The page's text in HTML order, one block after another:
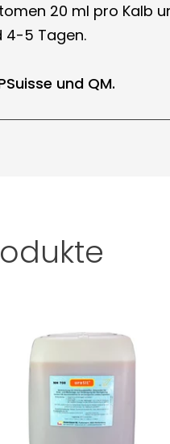
20 ml pro Kalb
4-5 Tagen.
und QM.